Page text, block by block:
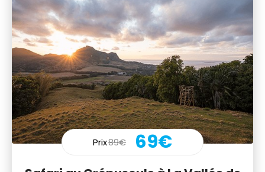
Prix89€ 69€